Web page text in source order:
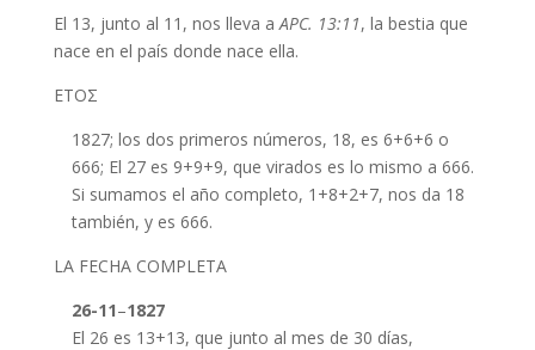
El 13, junto al 11, nos lleva a APC. 13:11, la bestia que
nace en el país donde nace ella.
ΕΤΟΣ
1827; los dos primeros números, 18, es 6+6+6 o
666; El 27 es 9+9+9, que virados es lo mismo a 666.
Si sumamos el año completo, 1+8+2+7, nos da 18
también, y es 666.
LA FECHA COMPLETA
26-11–1827
El 26 es 13+13, que junto al mes de 30 días,